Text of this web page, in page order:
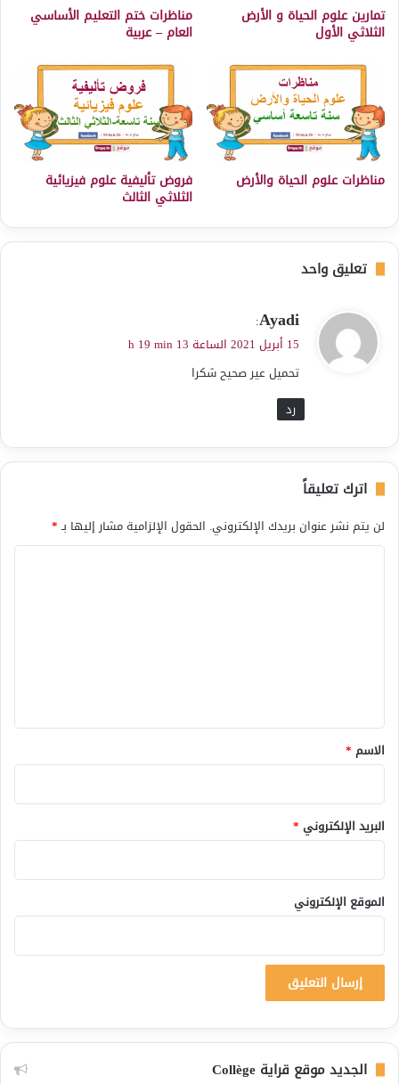
تمارين علوم الحياة و الأرض
الثلاثي الأول
مناظرات ختم التعليم الأساسي
العام – عربية
مناظرات علوم الحياة والأرض فروض تأليفية علوم فيزيائية
الثلاثي الثالث
تعليق واحد
ي
ق
ل
Ayadi
:
15 أبريل 2021 الساعة 13 h 19 min
تحميل عير صحيح شكرا
رد
اترك تعليقاً
لن يتم نشر عنوان بريدك الإلكتروني. الحقول الإلزامية مشار إليها بـ*
*
الاسم *
البريد الإلكتروني *
الموقع الإلكتروني
الجديد موقع قراية Collège